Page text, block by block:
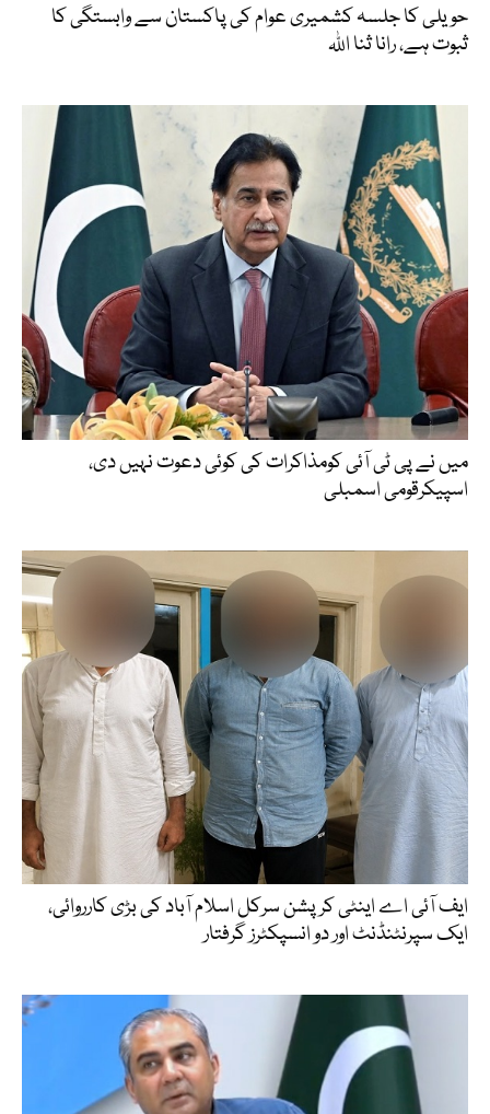
حویلی کا جلسہ کشمیری عوام کی پاکستان سے وابستگی کا
ثبوت ہے، رانا ثنا اللہ
میں نے پی ٹی آئی کومذاکرات کی کوئی دعوت نہیں دی،
اسپیکرقومی اسمبلی
ایف آئی اے اینٹی کرپشن سرکل اسلام آباد کی بڑی کارروائی،
ایک سپرنٹنڈنٹ اور دو انسپکٹرز گرفتار